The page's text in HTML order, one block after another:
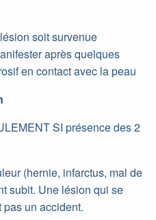
soit survenue
après quelques
en contact avec la peau
SI présence des 2
(hernie, infarctus, mal de
subit. Une lésion qui se
pas un accident.